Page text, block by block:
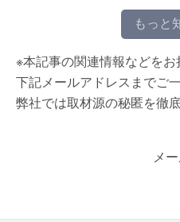
もっと
※本記事の関連情報などを
下記メールアドレスまでご
弊社では取材源の秘匿を徹
メ